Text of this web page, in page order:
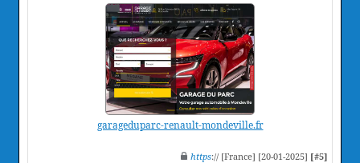
garageduparc-renault-mondeville.fr
https:// [France] [20-01-2025] [#5]